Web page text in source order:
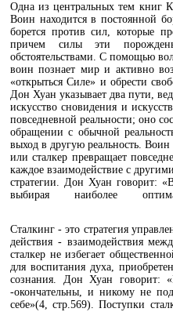
Одна из центральных тем книг
Воин находится в постоянной
борется против сил, которые
причем силы эти
обстоятельствами. С помощью
воин познает мир и активно
«открыться Силе» и обрести
Дон Хуан указывает два пути,
искусство сновидения и
повседневной реальности; оно
обращении с обычной
выход в другую реальность. Воин
или сталкер превращает
каждое взаимодействие с
стратегии. Дон Хуан говорит:
выбирая наиболее
Сталкинг - это стратегия
действия - взаимодействия
сталкер не избегает
для воспитания духа,
сознания. Дон Хуан говорит:
-окончательны, и никому не
себе»(4, стр.569). Поступки